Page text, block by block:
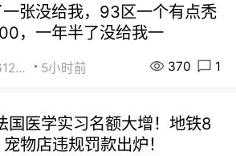
张没给我，93区一个有点秃
，一年半了没给我一
街友42612092 5小时前 370 1
国医学实习名额大增！地铁8
物店违规罚款出炉！